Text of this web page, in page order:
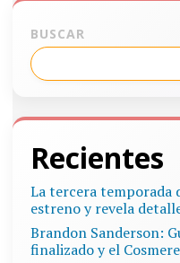
BUSCAR
Recientes
La tercera temporada
estreno y revela
Brandon Sanderson:
finalizado y el